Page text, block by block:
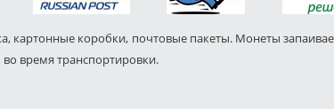
картонные коробки, почтовые пакеты. Монеты
во время транспортировки.